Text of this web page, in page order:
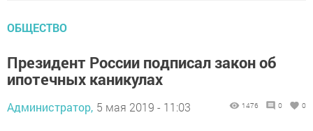
ОБЩЕСТВО
Президент России подписал закон об
ипотечных каникулах
Администратор, 5 мая 2019 - 11:03 1476 0 0